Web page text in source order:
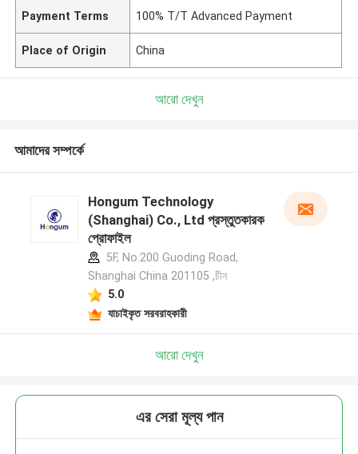
Payment Terms 100% T/T Advanced Payment
Place of Origin China
আরো দেখুন
আমাদের সম্পর্কে
Hongum Technology
(Shanghai) Co., Ltd প্রস্তুতকারক
প্রোফাইল
5F, No.200 Guoding Road,
Shanghai China 201105 ,চীন
5.0
যাচাইকৃত সরবরাহকারী
আরো দেখুন
এর সেরা মূল্য পান